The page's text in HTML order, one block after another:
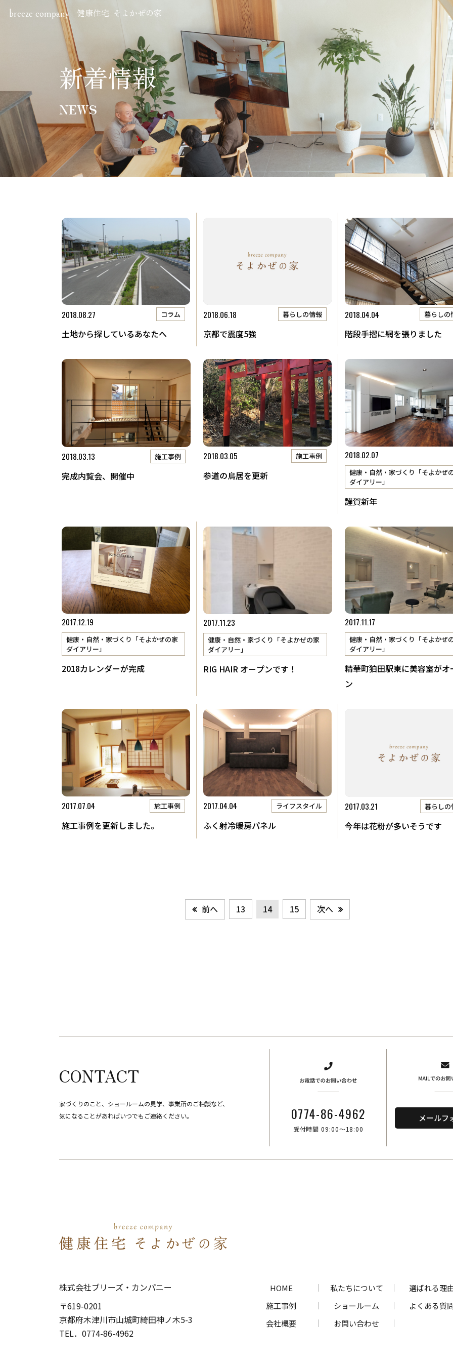
breeze company 健康住宅 そよかぜの家
京都府木津川市山城町綺田神ノ木5-3
0774-86-4962
Home
ホーム
About Us
私たちについて
Performance
住宅性能
Order House
注文住宅
Show Room
ショールーム
FAQ
よくある質問
Company
会社概要
新着情報
NEWS
2018.08.27 コラム
土地から探しているあなたへ
2018.06.18 暮らしの情報
京都で震度5強
2018.04.04 暮らしの
階段手摺に網を張りました
2018.03.13 施工事例
完成内覧会、開催中
2018.03.05 施工事例
参道の鳥居を更新
2018.02.07
健康・自然・家づくり「そよかぜ
ダイアリー」
謹賀新年
2017.12.19
健康・自然・家づくり「そよかぜの家
ダイアリー」
2018カレンダーが完成
2017.11.23
健康・自然・家づくり「そよかぜの家
ダイアリー」
RIG HAIR オープンです！
2017.11.17
健康・自然・家づくり「そよかぜ
ダイアリー」
精華町狛田駅東に美容室がオ
ン
2017.07.04 施工事例
施工事例を更新しました。
2017.04.04 ライフスタイル
ふく射冷暖房パネル
2017.03.21 暮らしの
今年は花粉が多いそうです
前へ 13 14 15 次へ
CONTACT
家づくりのこと、ショールームの見学、事業所のご相談など、
​​​​​​​気になることがあればいつでもご連絡ください。
0774-86-4962
受付時間 09:00～18:00
メールフ
株式会社ブリーズ・カンパニー
〒619-0201
京都府木津川市山城町綺田神ノ木5-3
​​​​​​​TEL． 0774-86-4962
HOME 私たちについて
選ばれる理
施工事例
ショールーム
よくある質
会社概要
お問い合わせ